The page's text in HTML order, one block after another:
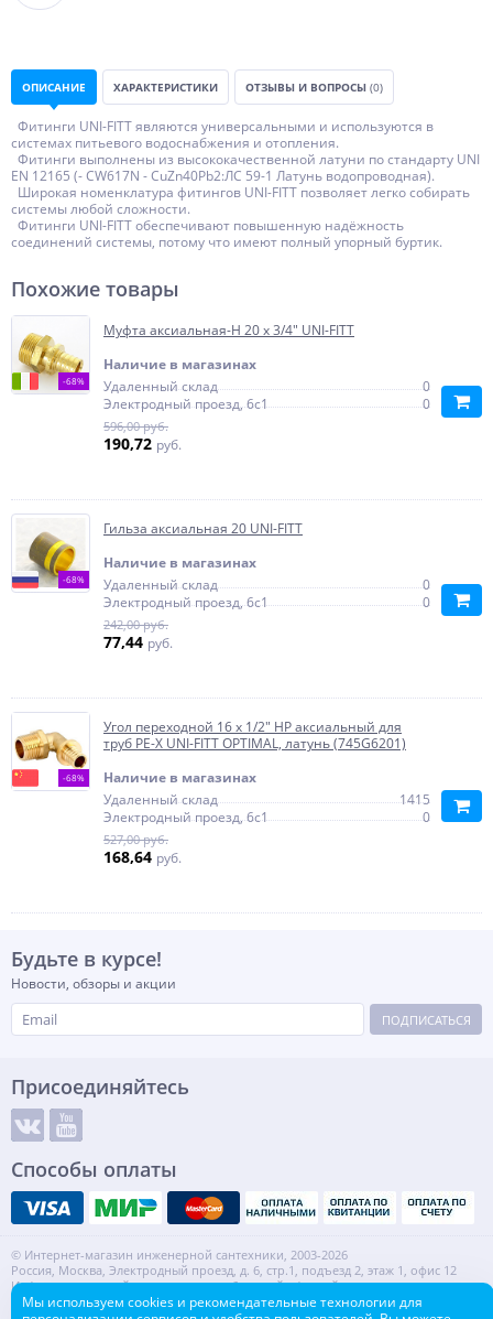
ОПИСАНИЕ ХАРАКТЕРИСТИКИ ОТЗЫВЫ И ВОПРОСЫ (0)
Фитинги UNI-FITT являются универсальными и используются в
системах питьевого водоснабжения и отопления.
Фитинги выполнены из высококачественной латуни по стандарту UNI
EN 12165 (- CW617N - CuZn40Pb2:ЛС 59-1 Латунь водопроводная).
Широкая номенклатура фитингов UNI-FITT позволяет легко собирать
системы любой сложности.
Фитинги UNI-FITT обеспечивают повышенную надёжность
соединений системы, потому что имеют полный упорный буртик.
Похожие товары
-68%
Муфта аксиальная-Н 20 х 3/4" UNI-FITT
Наличие в магазинах
Удаленный склад
0
Электродный проезд, 6с1
0
596,00 руб.
190,72 руб.
-68%
Гильза аксиальная 20 UNI-FITT
Наличие в магазинах
Удаленный склад
0
Электродный проезд, 6с1
0
242,00 руб.
77,44 руб.
-68%
Угол переходной 16 х 1/2" НР аксиальный для
труб PE-X UNI-FITT OPTIMAL, латунь (745G6201)
Наличие в магазинах
Удаленный склад
1415
Электродный проезд, 6с1
0
527,00 руб.
168,64 руб.
Будьте в курсе!
Новости, обзоры и акции
ПОДПИСАТЬСЯ
Присоединяйтесь
Способы оплаты
© Интернет-магазин инженерной сантехники, 2003-2026
Россия, Москва, Электродный проезд, д. 6, стр.1, подъезд 2, этаж 1, офис 12
Информация на сайте не является публичной офертой.
ИНН: 7720553918 КПП: 772001001
Мы используем cookies и рекомендательные технологии для